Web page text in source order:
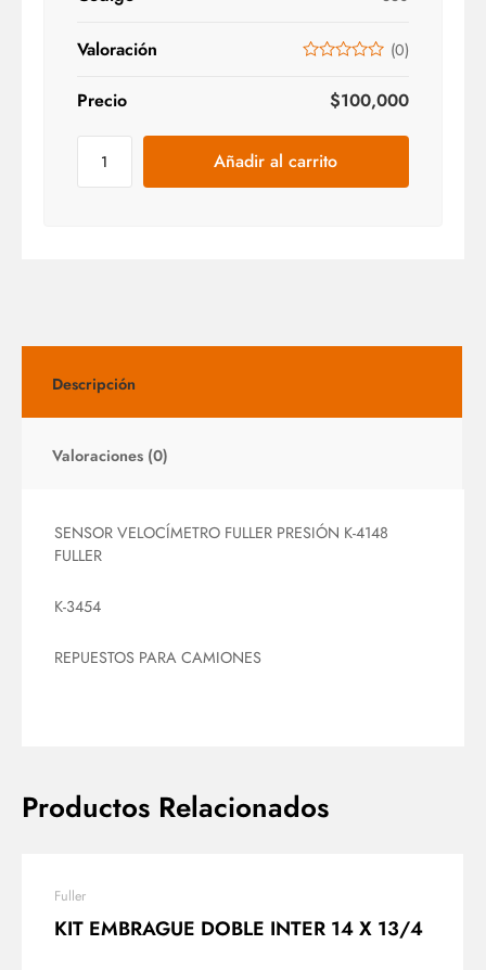
Valoración (0)
Precio $100,000
Añadir al carrito
Descripción
Valoraciones (0)
SENSOR VELOCÍMETRO FULLER PRESIÓN K-4148
FULLER
K-3454
REPUESTOS PARA CAMIONES
Productos Relacionados
Fuller
KIT EMBRAGUE DOBLE INTER 14 X 13/4